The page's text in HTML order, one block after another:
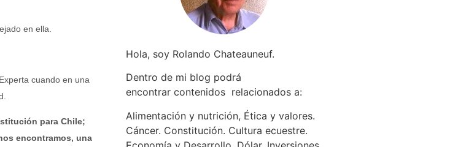
en ella.
cuando en una
para Chile;
encontramos, una
Hola, soy Rolando Chateauneuf.
Dentro de mi blog podrá
encontrar contenidos relacionados a:
Alimentación y nutrición, Ética y valores.
Cáncer. Constitución. Cultura ecuestre.